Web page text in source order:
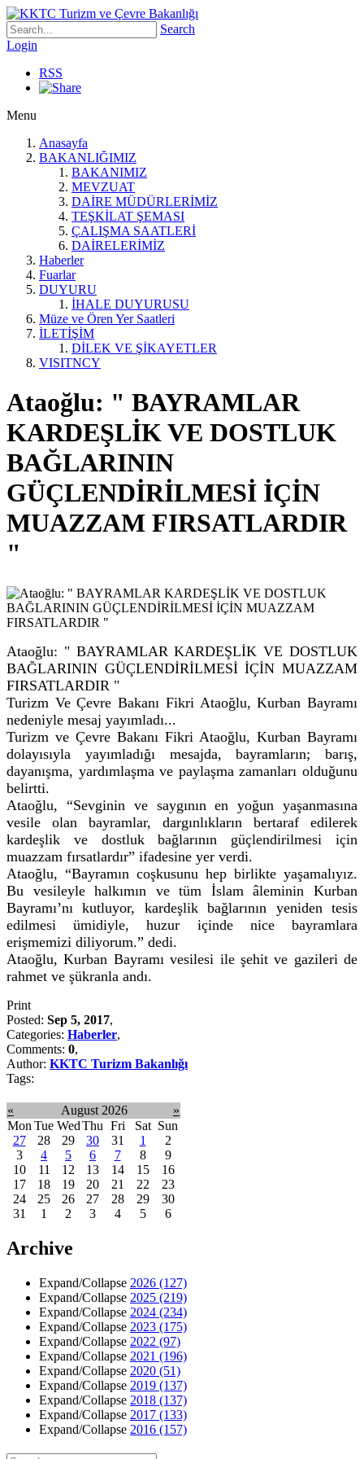
Search
Login
RSS
Menu
Anasayfa
BAKANLIĞIMIZ
BAKANIMIZ
MEVZUAT
DAİRE MÜDÜRLERİMİZ
TEŞKİLAT ŞEMASI
ÇALIŞMA SAATLERİ
DAİRELERİMİZ
Haberler
Fuarlar
DUYURU
İHALE DUYURUSU
Müze ve Ören Yer Saatleri
İLETİŞİM
DİLEK VE ŞİKAYETLER
VISITNCY
Ataoğlu: " BAYRAMLAR
KARDEŞLİK VE DOSTLUK
BAĞLARININ
GÜÇLENDİRİLMESİ İÇİN
MUAZZAM FIRSATLARDIR
"
Ataoğlu: " BAYRAMLAR KARDEŞLİK VE DOSTLUK
BAĞLARININ GÜÇLENDİRİLMESİ İÇİN MUAZZAM
FIRSATLARDIR "
Turizm Ve Çevre Bakanı Fikri Ataoğlu, Kurban Bayramı
nedeniyle mesaj yayımladı...
Turizm ve Çevre Bakanı Fikri Ataoğlu, Kurban Bayramı
dolayısıyla yayımladığı mesajda, bayramların; barış,
dayanışma, yardımlaşma ve paylaşma zamanları olduğunu
belirtti.
Ataoğlu, “Sevginin ve saygının en yoğun yaşanmasına
vesile olan bayramlar, dargınlıkların bertaraf edilerek
kardeşlik ve dostluk bağlarının güçlendirilmesi için
muazzam fırsatlardır” ifadesine yer verdi.
Ataoğlu, “Bayramın coşkusunu hep birlikte yaşamalıyız.
Bu vesileyle halkımın ve tüm İslam âleminin Kurban
Bayramı’nı kutluyor, kardeşlik bağlarının yeniden tesis
edilmesi ümidiyle, huzur içinde nice bayramlara
erişmemizi diliyorum.” dedi.
Ataoğlu, Kurban Bayramı vesilesi ile şehit ve gazileri de
rahmet ve şükranla andı.
Print
Posted: Sep 5, 2017,
Categories: Haberler,
Comments: 0,
Author: KKTC Turizm Bakanlığı
Tags:
« August 2026
»
Mon Tue WedThu Fri Sat Sun
27
28 29 30 31 1
2
3
4 5 6 7 8
9
10
11 12 13 14 15
16
17
18 19 20 21 22
23
24
25 26 27 28 29
30
31
1 2 3 4 5 6
Archive
Expand/Collapse 2026 (127)
Expand/Collapse 2025 (219)
Expand/Collapse 2024 (234)
Expand/Collapse 2023 (175)
Expand/Collapse 2022 (97)
Expand/Collapse 2021 (196)
Expand/Collapse 2020 (51)
Expand/Collapse 2019 (137)
Expand/Collapse 2018 (137)
Expand/Collapse 2017 (133)
Expand/Collapse 2016 (157)